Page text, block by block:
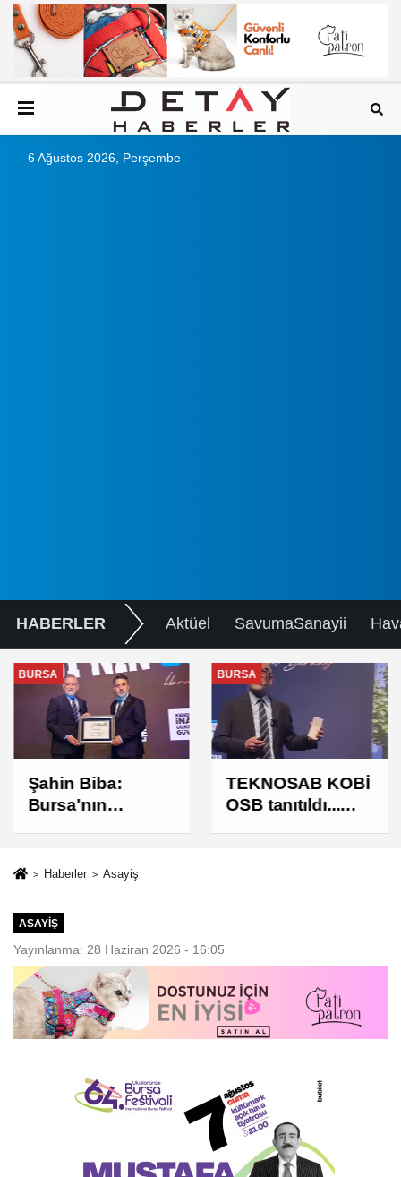
6 Ağustos 2026, Perşembe
HABERLER Aktüel SavumaSanayii
BURSA
Şahin Biba:
Bursa'nın
anlayışla
BURSA
TEKNOSAB KOBİ
OSB tanıtıldı...
Haberler Asayiş
ASAYIŞ
Yayınlanma: 28 Haziran 2026 - 16:05